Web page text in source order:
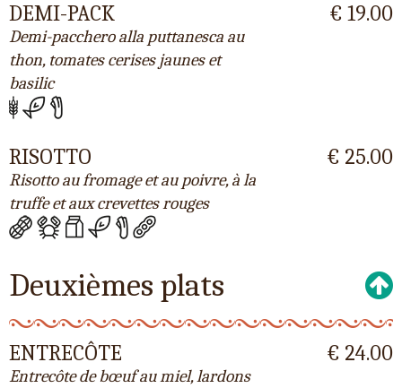
DEMI-PACK
Demi-pacchero alla puttanesca au
thon, tomates cerises jaunes et
basilic
€ 19.00
RISOTTO
Risotto au fromage et au poivre, à la
truffe et aux crevettes rouges
€ 25.00
Deuxièmes plats
ENTRECÔTE
Entrecôte de bœuf au miel, lardons
€ 24.00